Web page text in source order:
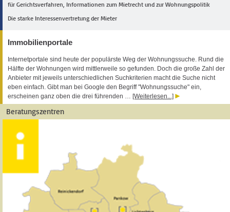
für Gerichtsverfahren, Informationen zum Mietrecht und zur Wohnungspolitik
Die starke Interessenvertretung der Mieter
Immobilienportale
Internetportale sind heute der populärste Weg der Wohnungssuche. Rund die
Hälfte der Wohnungen wird mittlerweile so gefunden. Doch die große Zahl der
Anbieter mit jeweils unterschiedlichen Suchkriterien macht die Suche nicht
eben einfach. Gibt man bei Google den Begriff "Wohnungssuche" ein,
erscheinen ganz oben die drei führenden … [Weiterlesen...]
Beratungszentren